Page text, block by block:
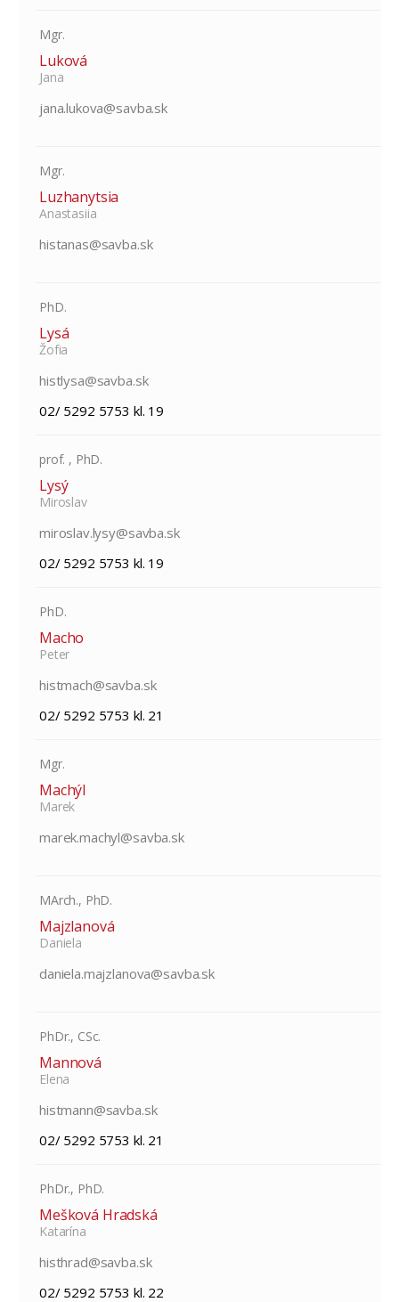
Mgr.
Luková
Jana
jana.lukova@savba.sk
Mgr.
Luzhanytsia
Anastasiia
histanas@savba.sk
PhD.
Lysá
Žofia
histlysa@savba.sk
02/ 5292 5753 kl. 19
prof. , PhD.
Lysý
Miroslav
miroslav.lysy@savba.sk
02/ 5292 5753 kl. 19
PhD.
Macho
Peter
histmach@savba.sk
02/ 5292 5753 kl. 21
Mgr.
Machýl
Marek
marek.machyl@savba.sk
MArch., PhD.
Majzlanová
Daniela
daniela.majzlanova@savba.sk
PhDr., CSc.
Mannová
Elena
histmann@savba.sk
02/ 5292 5753 kl. 21
PhDr., PhD.
Mešková Hradská
Katarína
histhrad@savba.sk
02/ 5292 5753 kl. 22